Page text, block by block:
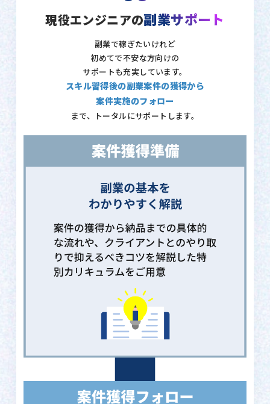
現役エンジニアの副業サポート
副業で稼ぎたいけれど
初めてで不安な方向けの
サポートも充実しています。
スキル習得後の副業案件の獲得から
案件実施のフォロー
まで、トータルにサポートします。